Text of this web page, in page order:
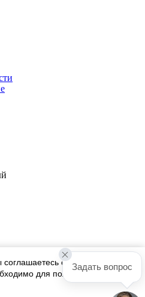
ЭСТЕТ
с тем, что мы
для полноценного
Задать вопрос